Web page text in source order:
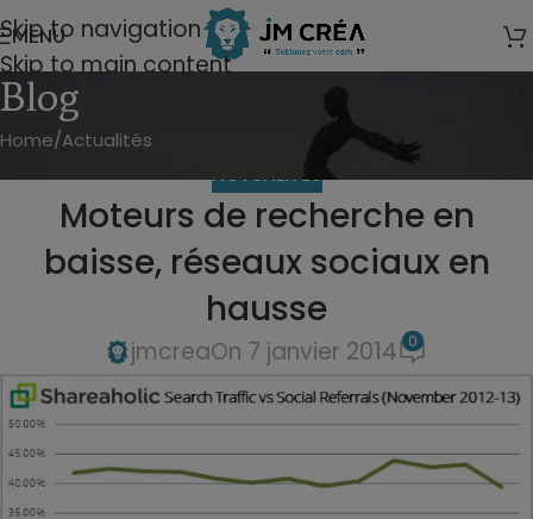
Skip to navigation
Skip to main content
MENU
Blog
Home Actualités
ACTUALITÉS
Moteurs de recherche en
baisse, réseaux sociaux en
hausse
jmcreaOn 7 janvier 2014 0
modal-check